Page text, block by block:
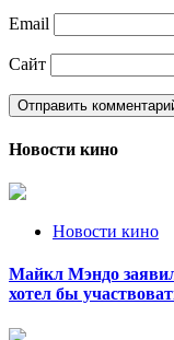
Email
Сайт
Новости кино
Новости кино
Майкл Мэндо
хотел бы